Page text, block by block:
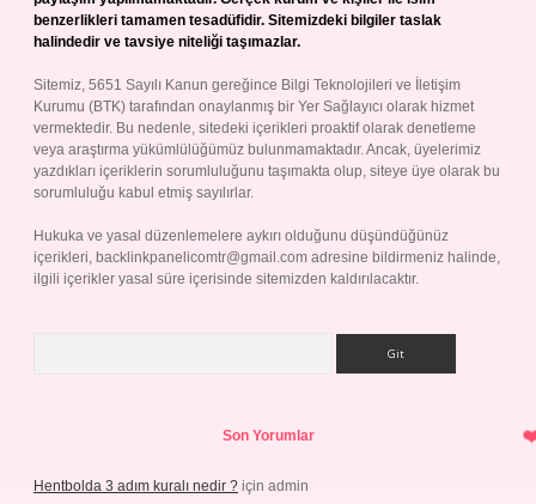
benzerlikleri tamamen tesadüfidir. Sitemizdeki bilgiler taslak
halindedir ve tavsiye niteliği taşımazlar.
Sitemiz, 5651 Sayılı Kanun gereğince Bilgi Teknolojileri ve İletişim
Kurumu (BTK) tarafından onaylanmış bir Yer Sağlayıcı olarak hizmet
vermektedir. Bu nedenle, sitedeki içerikleri proaktif olarak denetleme
veya araştırma yükümlülüğümüz bulunmamaktadır. Ancak, üyelerimiz
yazdıkları içeriklerin sorumluluğunu taşımakta olup, siteye üye olarak bu
sorumluluğu kabul etmiş sayılırlar.
Hukuka ve yasal düzenlemelere aykırı olduğunu düşündüğünüz
içerikleri, backlinkpanelicomtr@gmail.com adresine bildirmeniz halinde,
ilgili içerikler yasal süre içerisinde sitemizden kaldırılacaktır.
Son Yorumlar
Hentbolda 3 adım kuralı nedir ? için admin